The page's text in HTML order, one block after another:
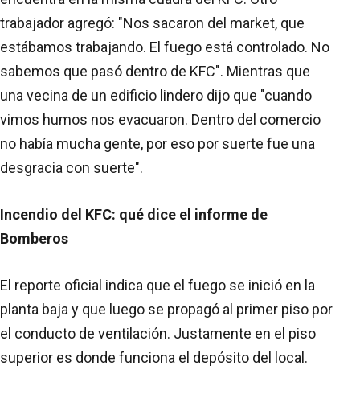
trabajador agregó: "Nos sacaron del market, que
estábamos trabajando. El fuego está controlado. No
sabemos que pasó dentro de KFC". Mientras que
una vecina de un edificio lindero dijo que "cuando
vimos humos nos evacuaron. Dentro del comercio
no había mucha gente, por eso por suerte fue una
desgracia con suerte".
Incendio del KFC: qué dice el informe de
Bomberos
El reporte oficial indica que el fuego se inició en la
planta baja y que luego se propagó al primer piso por
el conducto de ventilación. Justamente en el piso
superior es donde funciona el depósito del local.